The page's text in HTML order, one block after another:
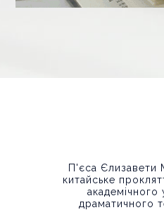
П'єса Єлизавети
китайське
академічного
драматичного